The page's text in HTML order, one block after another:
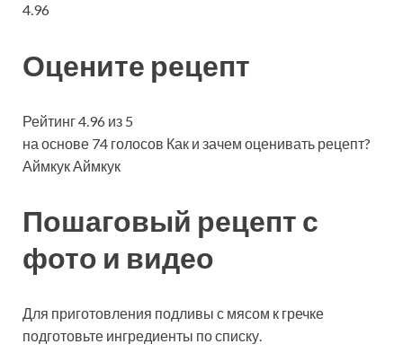
4.96
Оцените рецепт
Рейтинг 4.96 из 5
на основе 74 голосов Как и зачем оценивать рецепт?
Аймкук Аймкук
Пошаговый рецепт с
фото и видео
Для приготовления подливы с мясом к гречке
подготовьте ингредиенты по списку.